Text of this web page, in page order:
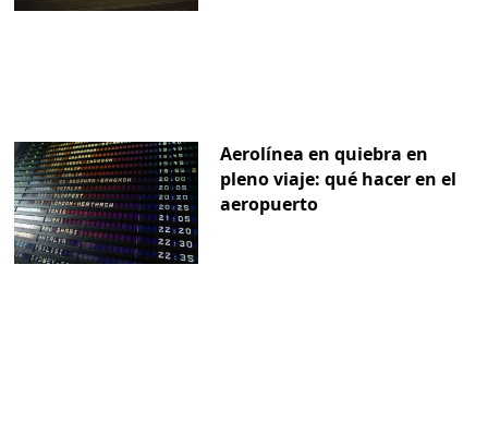
Aerolínea en quiebra en
pleno viaje: qué hacer en el
aeropuerto